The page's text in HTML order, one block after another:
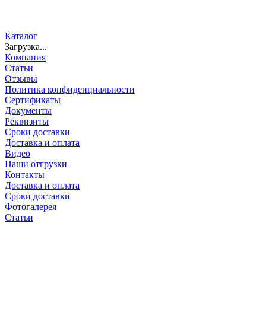
Каталог
Загрузка...
Компания
Статьи
Отзывы
Политика конфиденциальности
Сертификаты
Документы
Реквизиты
Сроки доставки
Доставка и оплата
Видео
Наши отгрузки
Контакты
Доставка и оплата
Сроки доставки
Фотогалерея
Статьи